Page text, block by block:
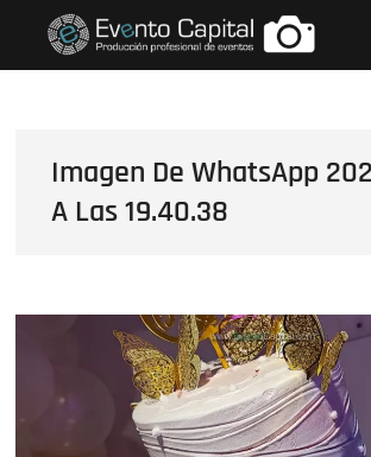
contenido
FOTOS
Imagen De WhatsApp
A Las 19.40.38